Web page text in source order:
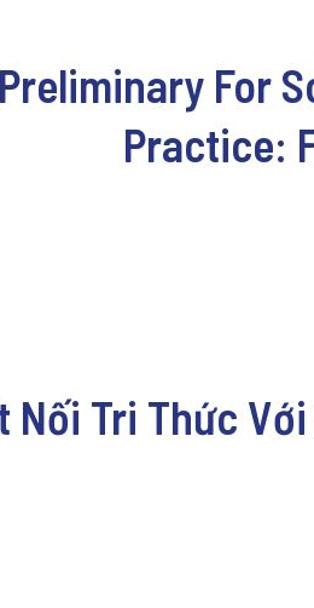
For
Practice:
Nối Tri Thức